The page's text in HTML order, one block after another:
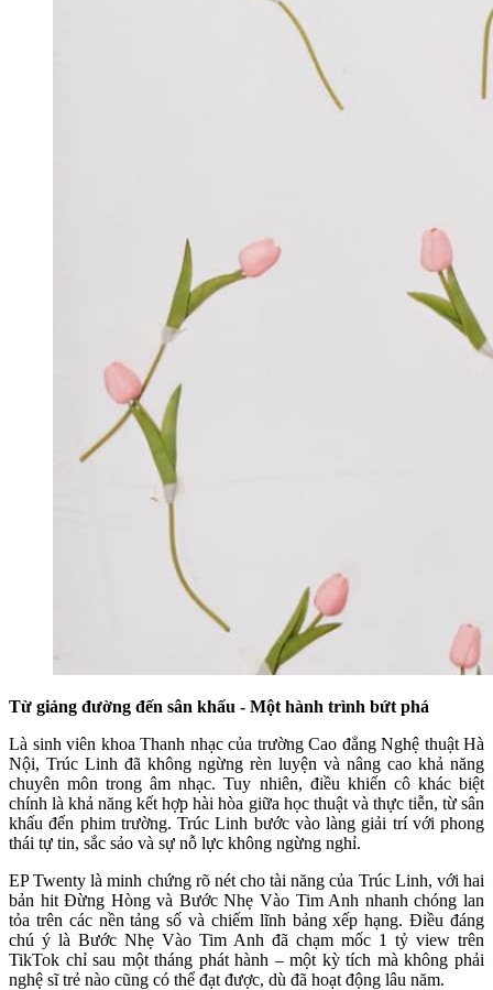
Từ giảng đường đến sân khấu - Một hành trình bứt phá
Là sinh viên khoa Thanh nhạc của trường Cao đẳng Nghệ thuật Hà
Nội, Trúc Linh đã không ngừng rèn luyện và nâng cao khả năng
chuyên môn trong âm nhạc. Tuy nhiên, điều khiến cô khác biệt
chính là khả năng kết hợp hài hòa giữa học thuật và thực tiễn, từ sân
khấu đến phim trường. Trúc Linh bước vào làng giải trí với phong
thái tự tin, sắc sảo và sự nỗ lực không ngừng nghỉ.
EP Twenty là minh chứng rõ nét cho tài năng của Trúc Linh, với hai
bản hit Đừng Hòng và Bước Nhẹ Vào Tim Anh nhanh chóng lan
tỏa trên các nền tảng số và chiếm lĩnh bảng xếp hạng. Điều đáng
chú ý là Bước Nhẹ Vào Tim Anh đã chạm mốc 1 tỷ view trên
TikTok chỉ sau một tháng phát hành – một kỳ tích mà không phải
nghệ sĩ trẻ nào cũng có thể đạt được, dù đã hoạt động lâu năm.